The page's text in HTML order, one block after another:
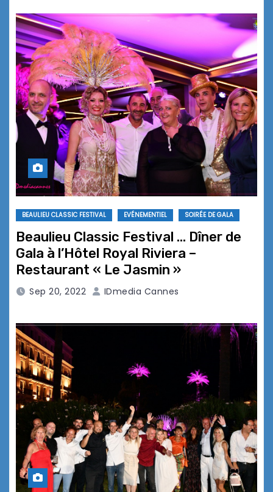
BEAULIEU CLASSIC FESTIVAL EVÉNEMENTIEL SOIRÉE DE GALA
Beaulieu Classic Festival … Dîner de
Gala à l’Hôtel Royal Riviera –
Restaurant « Le Jasmin »
Sep 20, 2022 IDmedia Cannes